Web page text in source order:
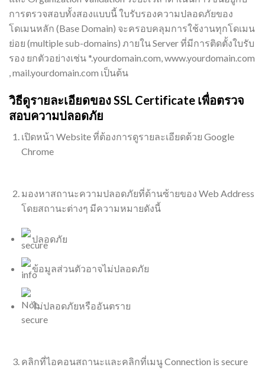
การตรวจสอบทั้งสองแบบนี้ ใบรับรองความปลอดภัยของ
โดเมนหลัก (Base Domain) จะครอบคลุมการใช้งานทุกโดเมน
ย่อย (multiple sub-domains) ภายใน Server ที่มีการติดตั้งใบรับ
รอง ยกตัวอย่างเช่น *.yourdomain.com, www.yourdomain.com
, mail.yourdomain.com เป็นต้น
วิธีดูรายละเอียดของ SSL Certificate เพื่อตรวจ
สอบความปลอดภัย
เปิดหน้า Website ที่ต้องการดูรายละเอียดด้วย Google
Chrome
มองหาสถานะความปลอดภัยที่ด้านซ้ายของ Web Address
โดยสถานะต่างๆ มีความหมายดังนี้
ปลอดภัย
ข้อมูลส่วนตัวอาจไม่ปลอดภัย
ไม่ปลอดภัยหรืออันตราย
คลิกที่ไอคอนสถานะและคลิกที่เมนู Connection is secure